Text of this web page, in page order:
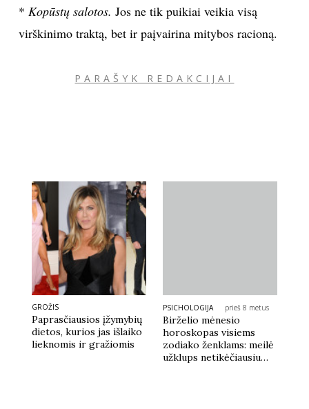
* Kopūstų salotos. Jos ne tik puikiai veikia visą
virškinimo traktą, bet ir paįvairina mitybos racioną.
PARAŠYK REDAKCIJAI
GROŽIS
Paprasčiausios įžymybių
dietos, kurios jas išlaiko
lieknomis ir gražiomis
PSICHOLOGIJA prieš 8 metus
Birželio mėnesio
horoskopas visiems
zodiako ženklams: meilė
užklups netikėčiausiu